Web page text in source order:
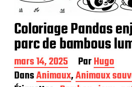
Coloriage Pandas
parc de bambous
D
a
t
mars 14, 2025 ParHugo
DansAnimaux,Animaux